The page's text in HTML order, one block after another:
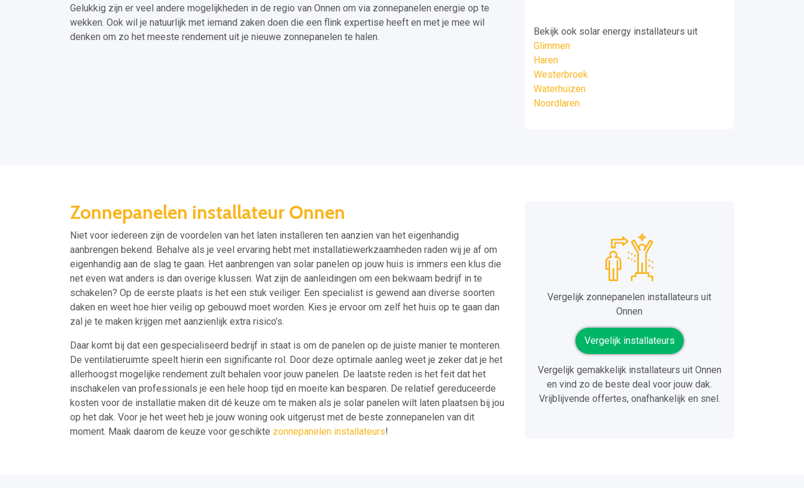
Gelukkig zijn er veel andere mogelijkheden in de regio van Onnen om via zonnepanelen energie op te
wekken. Ook wil je natuurlijk met iemand zaken doen die een flink expertise heeft en met je mee wil
denken om zo het meeste rendement uit je nieuwe zonnepanelen te halen.
Bekijk ook solar energy installateurs uit
Glimmen
Haren
Westerbroek
Waterhuizen
Noordlaren
Zonnepanelen installateur Onnen
Niet voor iedereen zijn de voordelen van het laten installeren ten aanzien van het eigenhandig
aanbrengen bekend. Behalve als je veel ervaring hebt met installatiewerkzaamheden raden wij je af om
eigenhandig aan de slag te gaan. Het aanbrengen van solar panelen op jouw huis is immers een klus die
net even wat anders is dan overige klussen. Wat zijn de aanleidingen om een bekwaam bedrijf in te
schakelen? Op de eerste plaats is het een stuk veiliger. Een specialist is gewend aan diverse soorten
daken en weet hoe hier veilig op gebouwd moet worden. Kies je ervoor om zelf het huis op te gaan dan
zal je te maken krijgen met aanzienlijk extra risico’s.
Daar komt bij dat een gespecialiseerd bedrijf in staat is om de panelen op de juiste manier te monteren.
De ventilatieruimte speelt hierin een significante rol. Door deze optimale aanleg weet je zeker dat je het
allerhoogst mogelijke rendement zult behalen voor jouw panelen. De laatste reden is het feit dat het
inschakelen van professionals je een hele hoop tijd en moeite kan besparen. De relatief gereduceerde
kosten voor de installatie maken dit dé keuze om te maken als je solar panelen wilt laten plaatsen bij jou
op het dak. Voor je het weet heb je jouw woning ook uitgerust met de beste zonnepanelen van dit
moment. Maak daarom de keuze voor geschikte zonnepanelen installateurs!
Vergelijk zonnepanelen installateurs uit
Onnen
Vergelijk installateurs
Vergelijk gemakkelijk installateurs uit Onnen
en vind zo de beste deal voor jouw dak.
Vrijblijvende offertes, onafhankelijk en snel.